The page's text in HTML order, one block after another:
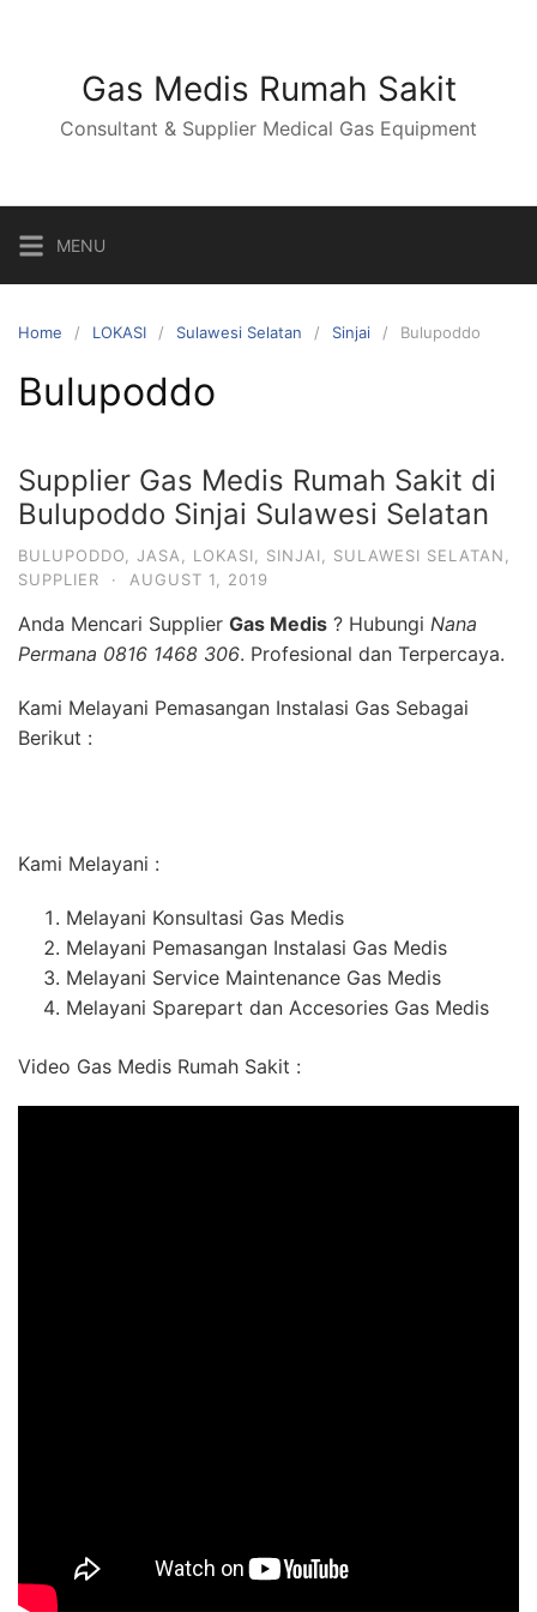
Gas Medis Rumah Sakit
Consultant & Supplier Medical Gas Equipment
MENU
Home LOKASI Sulawesi Selatan Sinjai Bulupoddo
Bulupoddo
Supplier Gas Medis Rumah Sakit di
Bulupoddo Sinjai Sulawesi Selatan
BULUPODDO JASA LOKASI SINJAI SULAWESI SELATAN
SUPPLIER
· AUGUST 1, 2019
Anda Mencari Supplier Gas Medis ? Hubungi Nana
Permana 0816 1468 306. Profesional dan Terpercaya.
Kami Melayani Pemasangan Instalasi Gas Sebagai
Berikut :
Kami Melayani :
Melayani Konsultasi Gas Medis
Melayani Pemasangan Instalasi Gas Medis
Melayani Service Maintenance Gas Medis
Melayani Sparepart dan Accesories Gas Medis
Video Gas Medis Rumah Sakit :